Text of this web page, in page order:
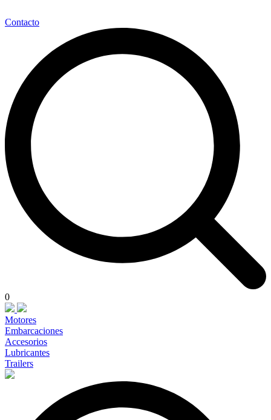
Contacto
0
Motores
Embarcaciones
Accesorios
Lubricantes
Trailers